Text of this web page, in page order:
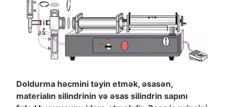
Doldurma həcmini təyin etmək, əsasən,
materialın silindrinin və əsas silindrin sapını